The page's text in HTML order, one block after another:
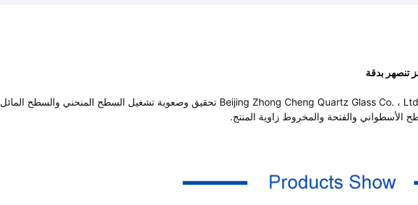
بمساعدة CNC ، يمكن لشركة Beijing Zhong Cheng Quartz Glass Co. ، Ltd (ZCQ) تحقيق وصعوبة تشغيل السطح المنحني والسطح المائل
الأسطواني والفتحة والمخروط زاوية المنتج.